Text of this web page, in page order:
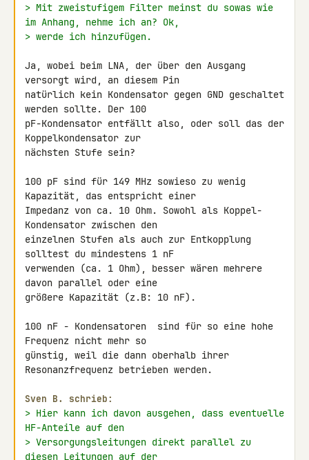
> Mit zweistufigem Filter meinst du sowas wie
im Anhang, nehme ich an? Ok,
> werde ich hinzufügen.
Ja, wobei beim LNA, der über den Ausgang
versorgt wird, an diesem Pin
natürlich kein Kondensator gegen GND geschaltet
werden sollte. Der 100
pF-Kondensator entfällt also, oder soll das der
Koppelkondensator zur
nächsten Stufe sein?
100 pF sind für 149 MHz sowieso zu wenig
Kapazität, das entspricht einer
Impedanz von ca. 10 Ohm. Sowohl als Koppel-
Kondensator zwischen den
einzelnen Stufen als auch zur Entkopplung
solltest du mindestens 1 nF
verwenden (ca. 1 Ohm), besser wären mehrere
davon parallel oder eine
größere Kapazität (z.B: 10 nF).
100 nF - Kondensatoren  sind für so eine hohe
Frequenz nicht mehr so
günstig, weil die dann oberhalb ihrer
Resonanzfrequenz betrieben werden.
Sven B. schrieb:
> Hier kann ich davon ausgehen, dass eventuelle
HF-Anteile auf den
> Versorgungsleitungen direkt parallel zu
diesen Leitungen auf der